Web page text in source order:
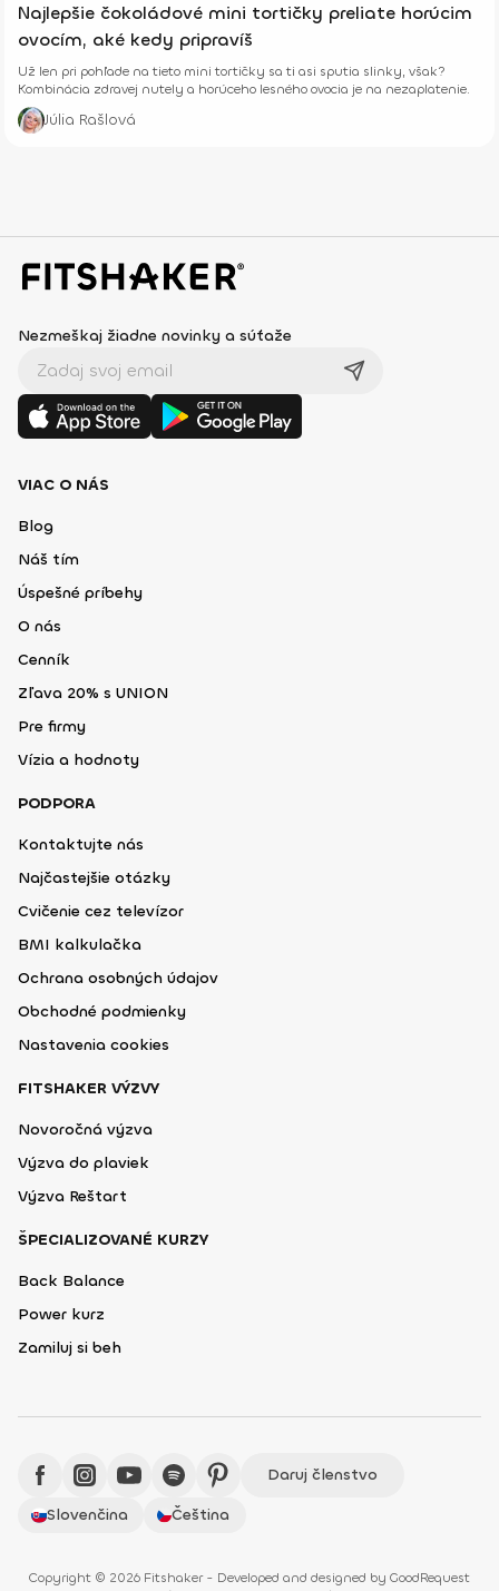
Najlepšie čokoládové mini tortičky preliate horúcim
ovocím, aké kedy pripravíš
Už len pri pohľade na tieto mini tortičky sa ti asi sputia slinky, však?
Kombinácia zdravej nutely a horúceho lesného ovocia je na nezaplatenie.
Júlia Rašlová
Nezmeškaj žiadne novinky a súťaže
VIAC O NÁS
Blog
Náš tím
Úspešné príbehy
O nás
Cenník
Zľava 20% s UNION
Pre firmy
Vízia a hodnoty
PODPORA
Kontaktujte nás
Najčastejšie otázky
Cvičenie cez televízor
BMI kalkulačka
Ochrana osobných údajov
Obchodné podmienky
Nastavenia cookies
FITSHAKER VÝZVY
Novoročná výzva
Výzva do plaviek
Výzva Reštart
ŠPECIALIZOVANÉ KURZY
Back Balance
Power kurz
Zamiluj si beh
Daruj členstvo
Slovenčina
Čeština
Copyright © 2026 Fitshaker - Developed and designed by GoodRequest